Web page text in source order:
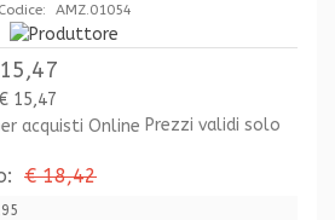
Codice: AMZ.01054
€ 15,47
Prezzi validi solo
€ 18,42